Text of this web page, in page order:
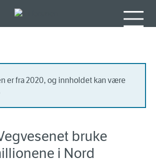
er fra 2020, og innholdet kan være
bruke
i Nord